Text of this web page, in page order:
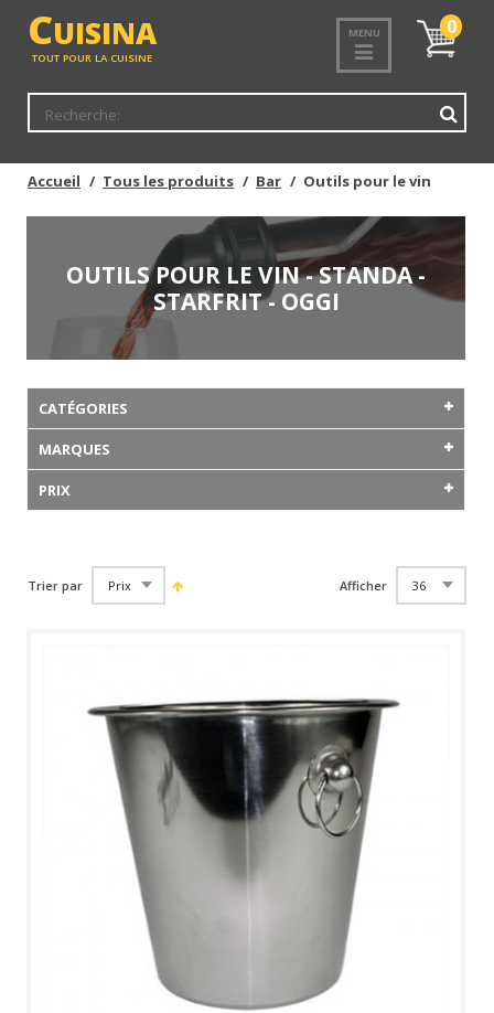
CUISINA
TOUT POUR LA CUISINE
MENU
Mon
panier
0
Accueil Tous les produits Bar Outils pour le vin
OUTILS POUR LE VIN - STANDA -
STARFRIT - OGGI
CATÉGORIES
MARQUES
PRIX
Trier par Afficher